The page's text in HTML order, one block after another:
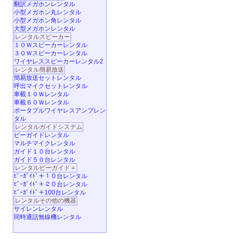
翻訳メガホンレンタル
小型メガホン丸レンタル
小型メガホン角レンタル
大型メガホンレンタル
レンタルスピーカー
１０Ｗスピーカーレンタル
３０Ｗスピーカーレンタル
ワイヤレススピーカーレンタル2
レンタル簡易放送
簡易放送セットレンタル
呼出マイクセットレンタル
車載１０Ｗレンタル
車載６０Ｗレンタル
ポータブルワイヤレスアンプレン
タル
レンタルガイドシステム
ビーガイドレンタル
マルチマイクレンタル
ガイド１０台レンタル
ガイド５０台レンタル
レンタルビーガイド＋
ﾋﾞｰｶﾞｲﾄﾞ＋１０台レンタル
ﾋﾞｰｶﾞｲﾄﾞ＋２０台レンタル
ﾋﾞｰｶﾞｲﾄﾞ＋100台レンタル
レンタルその他の機器
サイレンレンタル
同時通話無線機レンタル